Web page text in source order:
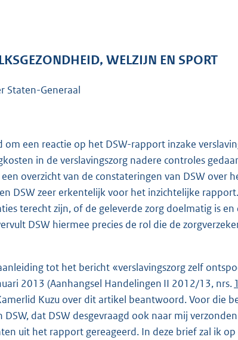
WELZIJN EN SPORT
Staten-Generaal
een reactie op het DSW-rapport inzake
in de verslavingszorg nadere controles
overzicht van de constateringen van DSW over
DSW zeer erkentelijk voor het inzichtelijke
terecht zijn, of de geleverde zorg doelmatig is en
DSW hiermee precies de rol die de
tot het bericht «verslavingszorg zelf
2013 (Aanhangsel Handelingen II 2012/13, nrs.
Kuzu over dit artikel beantwoord. Voor die
dat DSW desgevraagd ook naar mij
uit het rapport gereageerd. In deze brief zal ik